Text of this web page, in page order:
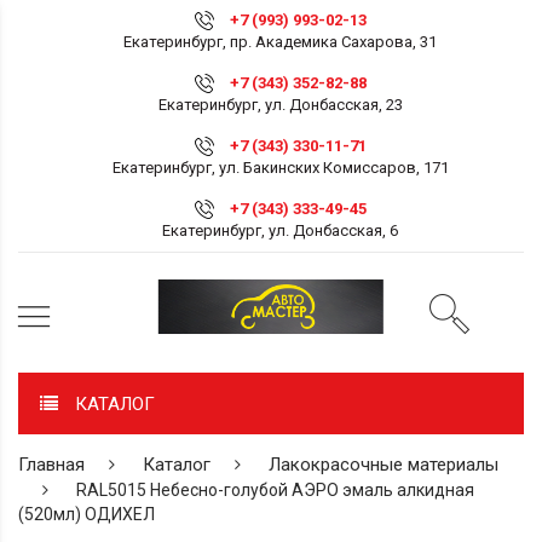
+7 (993) 993-02-13
Екатеринбург, пр. Академика Сахарова, 31
+7 (343) 352-82-88
Екатеринбург, ул. Донбасская, 23
+7 (343) 330-11-71
Екатеринбург, ул. Бакинских Комиссаров, 171
+7 (343) 333-49-45
Екатеринбург, ул. Донбасская, 6
КАТАЛОГ
Главная Каталог Лакокрасочные материалы
RAL5015 Небесно-голубой АЭРО эмаль алкидная
(520мл) ОДИХЕЛ